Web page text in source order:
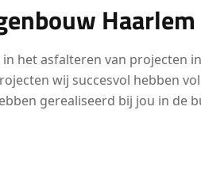
Haarlem
het asfalteren van projecten
wij succesvol hebben
gerealiseerd bij jou in de